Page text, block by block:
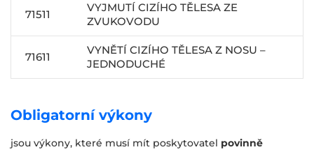
71511
VYJMUTÍ CIZÍHO TĚLESA ZE
ZVUKOVODU
71611
VYNĚTÍ CIZÍHO TĚLESA Z NOSU –
JEDNODUCHÉ
Obligatorní výkony
jsou výkony, které musí mít poskytovatel povinně